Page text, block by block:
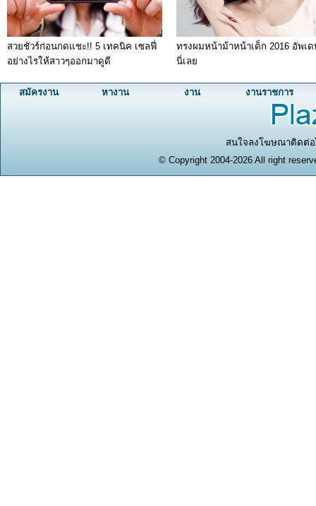
สวยชัวร์ก่อนกดแชะ!! 5 เทคนิค เซลฟี่
อย่างไรให้สาวๆออกมาดูดี
ทรงผมหน้าม้าหน้าเด็ก 2016 อัพเ
นี่เลย
สมัครงาน หางาน งาน งานราชการ
สนใจลงโฆษณาติดต่อ
© Copyright 2004-2026 All right